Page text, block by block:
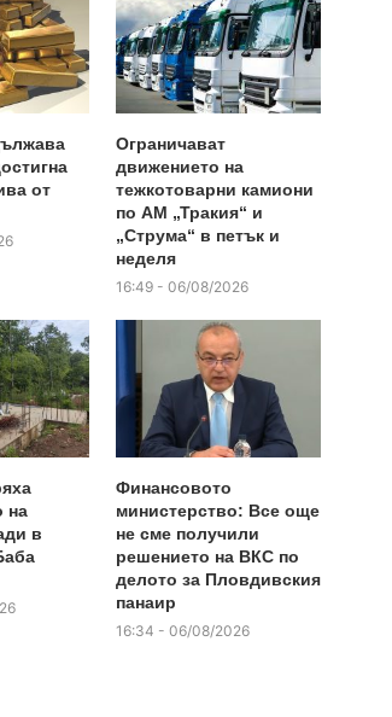
от
Ограничават
движението на
тежкотоварни камиони
по АМ „Тракия“ и
„Струма“ в петък и
неделя
16:49 - 06/08/2026
на
в
Финансовото
министерство: Все още
не сме получили
решението на ВКС по
делото за Пловдивския
панаир
16:34 - 06/08/2026